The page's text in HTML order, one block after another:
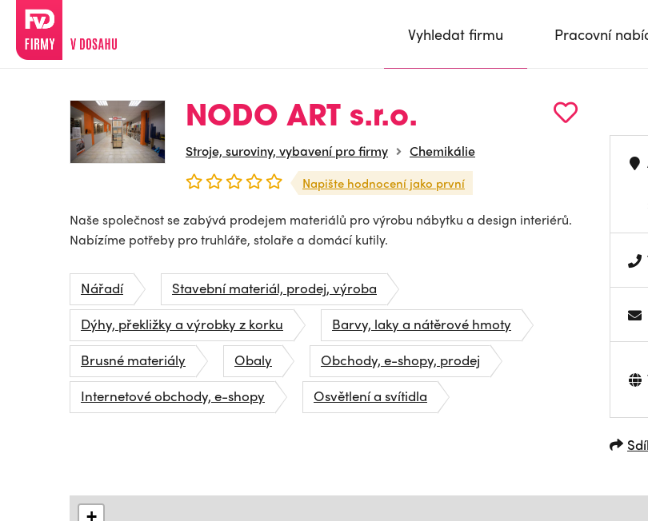
Vyhledat firmu Pracovní
NODO ART s.r.o.
Stroje, suroviny, vybavení pro firmy Chemikálie
Napište hodnocení jako první
Naše společnost se zabývá prodejem materiálů pro výrobu nábytku a design interiérů.
Nabízíme potřeby pro truhláře, stolaře a domácí kutily.
Nářadí
Stavební materiál, prodej, výroba
Dýhy, překližky a výrobky z korku
Barvy, laky a nátěrové hmoty
Brusné materiály
Obaly
Obchody, e-shopy, prodej
Internetové obchody, e-shopy
Osvětlení a svítidla
+